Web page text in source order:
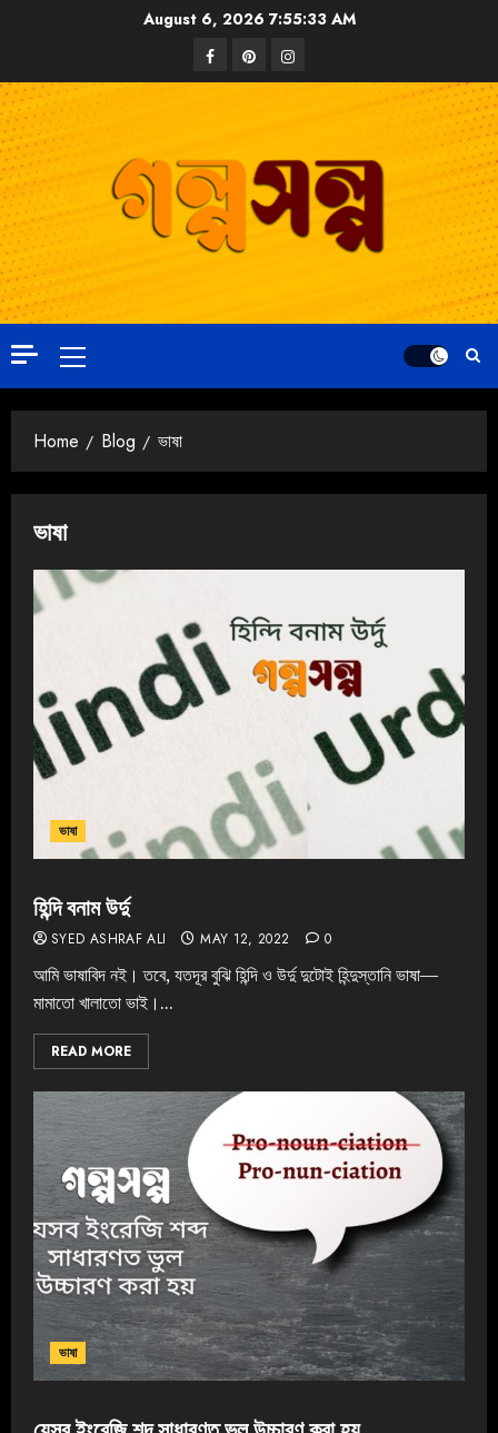
August 6, 2026 7:55:34 AM
Home Blog ভাষা
ভাষা
ভাষা
হিন্দি বনাম উর্দু
SYED ASHRAF ALI MAY 12, 2022 0
আমি ভাষাবিদ নই। তবে, যতদূর বুঝি হিন্দি ও উর্দু দুটোই হিন্দুস্তানি ভাষা—
মামাতো খালাতো ভাই।...
READ MORE
ভাষা